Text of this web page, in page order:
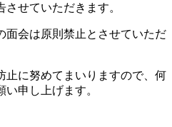
せていただきます。
面会は原則禁止とさせていただ
止に努めてまいりますので、何
申し上げます。